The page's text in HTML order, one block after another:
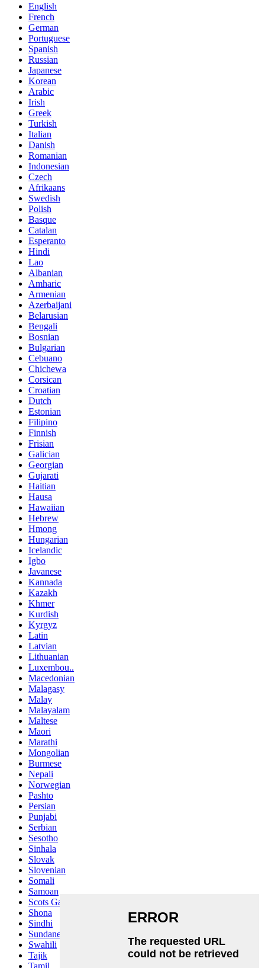
English
French
German
Portuguese
Spanish
Russian
Japanese
Korean
Arabic
Irish
Greek
Turkish
Italian
Danish
Romanian
Indonesian
Czech
Afrikaans
Swedish
Polish
Basque
Catalan
Esperanto
Hindi
Lao
Albanian
Amharic
Armenian
Azerbaijani
Belarusian
Bengali
Bosnian
Bulgarian
Cebuano
Chichewa
Corsican
Croatian
Dutch
Estonian
Filipino
Finnish
Frisian
Galician
Georgian
Gujarati
Haitian
Hausa
Hawaiian
Hebrew
Hmong
Hungarian
Icelandic
Igbo
Javanese
Kannada
Kazakh
Khmer
Kurdish
Kyrgyz
Latin
Latvian
Lithuanian
Luxembou..
Macedonian
Malagasy
Malay
Malayalam
Maltese
Maori
Marathi
Mongolian
Burmese
Nepali
Norwegian
Pashto
Persian
Punjabi
Serbian
Sesotho
Sinhala
Slovak
Slovenian
Somali
Samoan
Scots Gaelic
Shona
Sindhi
Sundanese
Swahili
Tajik
Tamil